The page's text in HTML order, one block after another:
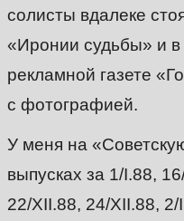
солисты вдалеке
«Иронии судьбы» и
рекламной газете
с фотографией.
У меня на
выпусках за 1/I.88,
22/XII.88, 24/XII.88,